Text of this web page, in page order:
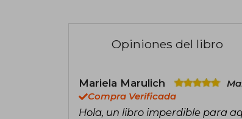
Opiniones del libro
Mariela Marulich
Compra Verificada
Hola, un libro imperdible para